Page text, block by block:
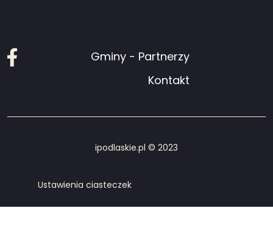
Facebook
Gminy - Partnerzy
Kontakt
ipodlaskie.pl © 2023
Ustawienia ciasteczek